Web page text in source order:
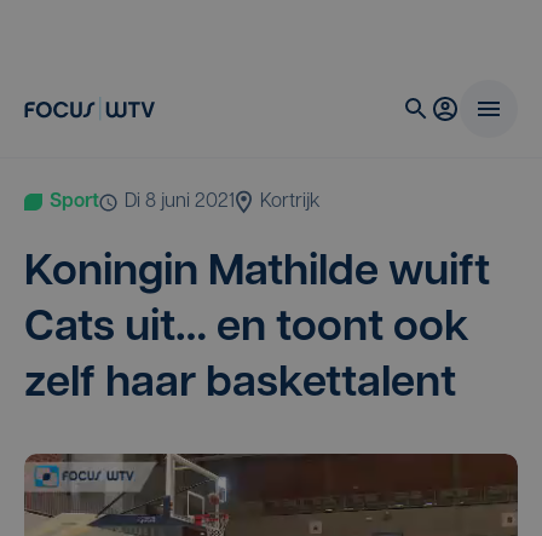
Sport di 8 juni 2021 Kortrijk
Konin­gin Mathil­de wuift
Cats uit… en toont ook
zelf haar baskettalent